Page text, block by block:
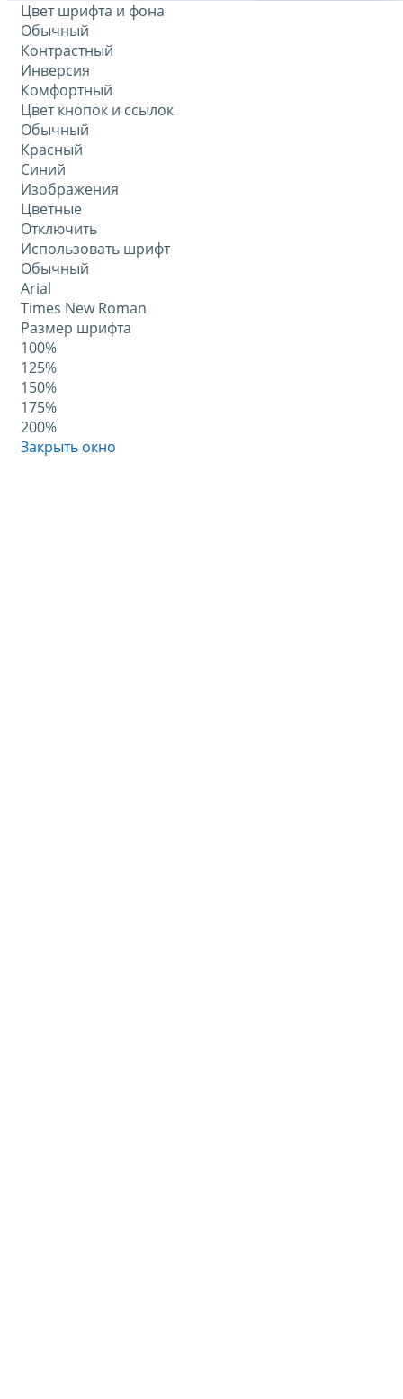
Цвет шрифта и фона
Обычный
Контрастный
Инверсия
Комфортный
Цвет кнопок и ссылок
Обычный
Красный
Синий
Изображения
Цветные
Отключить
Использовать шрифт
Обычный
Arial
Times New Roman
Размер шрифта
100%
125%
150%
175%
200%
Закрыть окно